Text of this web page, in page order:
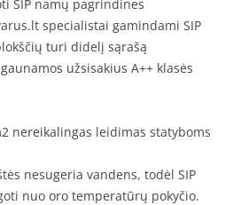
SIP namų pagrindines
specialistai gamindami SIP
turi didelį sąrašą
užsisakius A++ klasės
nereikalingas leidimas statyboms
nesugeria vandens, todėl SIP
nuo oro temperatūrų pokyčio.